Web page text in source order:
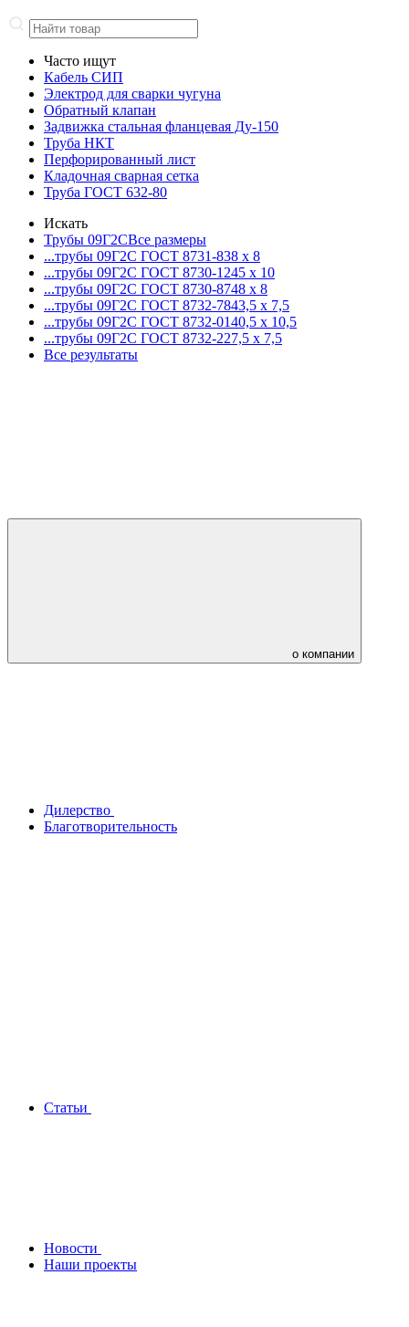
Часто ищут
Кабель СИП
Электрод для сварки чугуна
Обратный клапан
Задвижка стальная фланцевая Ду-150
Труба НКТ
Перфорированный лист
Кладочная сварная сетка
Труба ГОСТ 632-80
Искать
Трубы 09Г2СВсе размеры
...трубы 09Г2С ГОСТ 8731-838 x 8
...трубы 09Г2С ГОСТ 8730-1245 x 10
...трубы 09Г2С ГОСТ 8730-8748 x 8
...трубы 09Г2С ГОСТ 8732-7843,5 x 7,5
...трубы 09Г2С ГОСТ 8732-0140,5 x 10,5
...трубы 09Г2С ГОСТ 8732-227,5 x 7,5
Все результаты
о компании
Дилерство
Благотворительность
Статьи
Новости
Наши проекты